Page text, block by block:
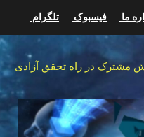
ما فیسبوک تلگرام
مشترک در راه تحقق آزادی